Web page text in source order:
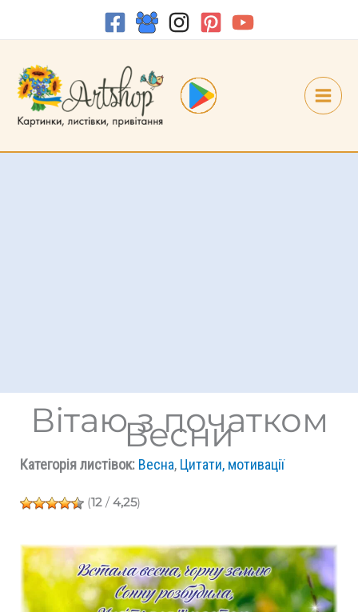
Вітаю з початком
Весни
Категорія листівок: Весна, Цитати, мотивації
(12 / 4,25)